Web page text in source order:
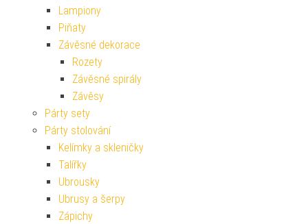
Lampiony
Piňaty
Závěsné dekorace
Rozety
Závěsné spirály
Závěsy
Párty sety
Párty stolování
Kelímky a skleničky
Talířky
Ubrousky
Ubrusy a šerpy
Zápichy